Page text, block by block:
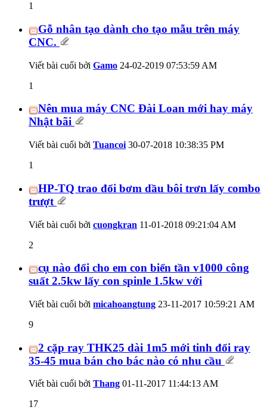
1
Gỗ nhân tạo dành cho tạo mẫu trên máy
CNC.
Viết bài cuối bởi Gamo 24-02-2019 07:53:59 AM
1
Nên mua máy CNC Đài Loan mới hay máy
Nhật bãi
Viết bài cuối bởi Tuancoi 30-07-2018 10:38:35 PM
1
HP-TQ trao đổi bơm dầu bôi trơn lấy combo
trượt
Viết bài cuối bởi cuongkran 11-01-2018 09:21:04 AM
2
cụ nào đổi cho em con biển tần v1000 công
suất 2.5kw lấy con spinle 1.5kw với
Viết bài cuối bởi micahoangtung 23-11-2017 10:59:21 AM
9
2 cặp ray THK25 dài 1m5 mới tinh đổi ray
35-45 mua bán cho bác nào có nhu cầu
Viết bài cuối bởi Thang 01-11-2017 11:44:13 AM
17